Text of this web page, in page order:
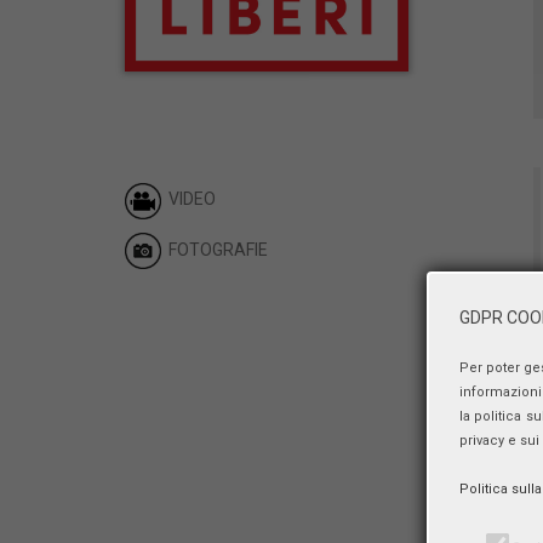
VIDEO
FOTOGRAFIE
GDPR
Per poter
la politica
privacy e
Politica